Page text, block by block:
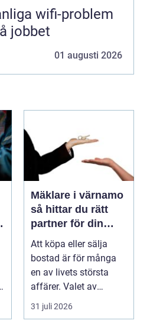
wifi-problem
jobbet
01 augusti 2026
Mäklare i värnamo
så hittar du rätt
partner för din
bostadsaffär
Att köpa eller sälja
bostad är för många
en av livets största
affärer. Valet av
mäklare Värnamo
påve...
31 juli 2026